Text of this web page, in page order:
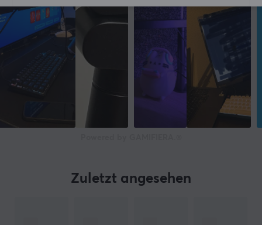
Zuletzt angesehen